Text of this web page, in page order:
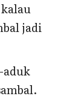
jadi
aduk